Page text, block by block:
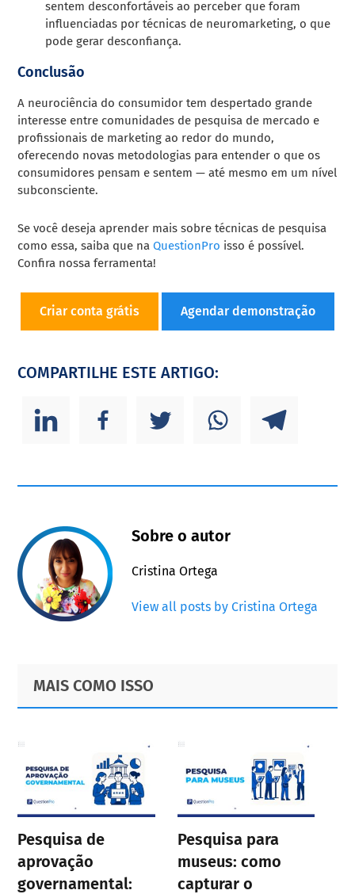
sentem desconfortáveis ao perceber que foram
influenciadas por técnicas de neuromarketing, o que
pode gerar desconfiança.
Conclusão
A neurociência do consumidor tem despertado grande
interesse entre comunidades de pesquisa de mercado e
profissionais de marketing ao redor do mundo,
oferecendo novas metodologias para entender o que os
consumidores pensam e sentem — até mesmo em um nível
subconsciente.
Se você deseja aprender mais sobre técnicas de pesquisa
como essa, saiba que na QuestionPro isso é possível.
Confira nossa ferramenta!
Criar conta grátis Agendar demonstração
COMPARTILHE ESTE ARTIGO:
Sobre o autor
Cristina Ortega
View all posts by Cristina Ortega
Primary
Sidebar
Footer
MAIS COMO ISSO
Pesquisa de
aprovação
governamental:
Pesquisa para
museus: como
capturar o